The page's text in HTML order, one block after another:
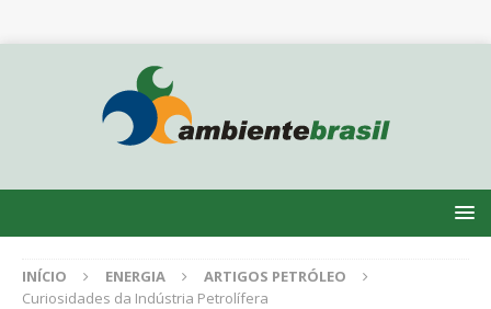
INÍCIO ENERGIA
ARTIGOS PETRÓLEO
Curiosidades da Indústria Petrolífera